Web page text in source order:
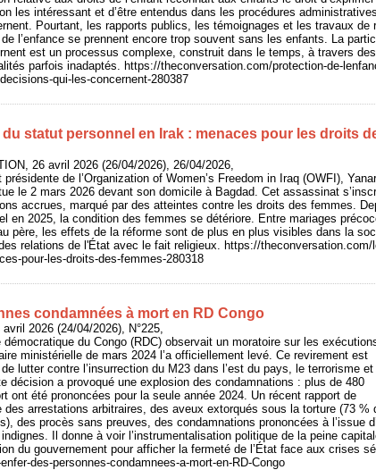
les intéressant et d’être entendus dans les procédures
Pourtant, les rapports publics, les témoignages et les travaux de
l’enfance se prennent encore trop souvent sans les enfants. La
est un processus complexe, construit dans le temps, à travers
parfois inadaptés. https://theconversation.com/protection-de-
qui-les-concernent-280387
du statut personnel en Irak : menaces pour les droits
26 avril 2026 (26/04/2026), 26/04/2026,
de l’Organization of Women’s Freedom in Iraq (OWFI), Yanar
le 2 mars 2026 devant son domicile à Bagdad. Cet assassinat
accrues, marqué par des atteintes contre les droits des femmes.
en 2025, la condition des femmes se détériore. Entre mariages
père, les effets de la réforme sont de plus en plus visibles dans la
relations de l'État avec le fait religieux. https://theconversation.com/
pour-les-droits-des-femmes-280318
condamnées à mort en RD Congo
2026 (24/04/2026), N°225,
du Congo (RDC) observait un moratoire sur les
ministérielle de mars 2024 l’a officiellement levé. Ce revirement est
lutter contre l’insurrection du M23 dans l’est du pays, le terrorisme et
décision a provoqué une explosion des condamnations : plus de 480
ont été prononcées pour la seule année 2024. Un récent rapport de
des arrestations arbitraires, des aveux extorqués sous la torture (73 %
des procès sans preuves, des condamnations prononcées à l’issue
Il donne à voir l’instrumentalisation politique de la peine
du gouvernement pour afficher la fermeté de l’État face aux crises
des-personnes-condamnees-a-mort-en-RD-Congo